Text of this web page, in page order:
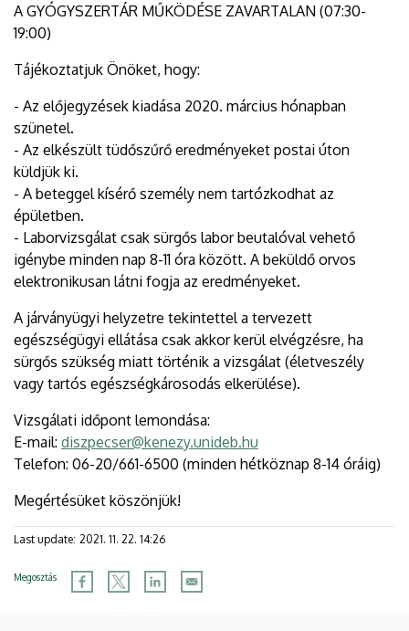
A GYÓGYSZERTÁR MŰKÖDÉSE ZAVARTALAN (07:30-
19:00)
Tájékoztatjuk Önöket, hogy:
- Az előjegyzések kiadása 2020. március hónapban
szünetel.
- Az elkészült tüdőszűrő eredményeket postai úton
küldjük ki.
- A beteggel kísérő személy nem tartózkodhat az
épületben.
- Laborvizsgálat csak sürgős labor beutalóval vehető
igénybe minden nap 8-11 óra között. A beküldő orvos
elektronikusan látni fogja az eredményeket.
A járványügyi helyzetre tekintettel a tervezett
egészségügyi ellátása csak akkor kerül elvégzésre, ha
sürgős szükség miatt történik a vizsgálat (életveszély
vagy tartós egészségkárosodás elkerülése).
Vizsgálati időpont lemondása:
E-mail: diszpecser@kenezy.unideb.hu
Telefon: 06-20/661-6500 (minden hétköznap 8-14 óráig)
Megértésüket köszönjük!
Last update: 2021. 11. 22. 14:26
Megosztás